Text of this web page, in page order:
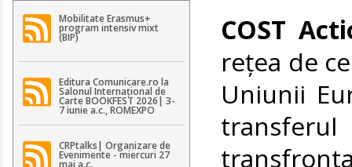
Mobilitate Erasmus+
program intensiv mixt
(BIP)
Editura Comunicare.ro la
Salonul Internațional de
Carte BOOKFEST 2026| 3-
7 iunie a.c., ROMEXPO
CRPtalks| Organizare de
Evenimente - miercuri 27
mai a.c.
COST
rețea de
Uniunii